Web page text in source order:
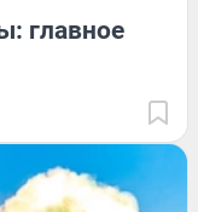
главное